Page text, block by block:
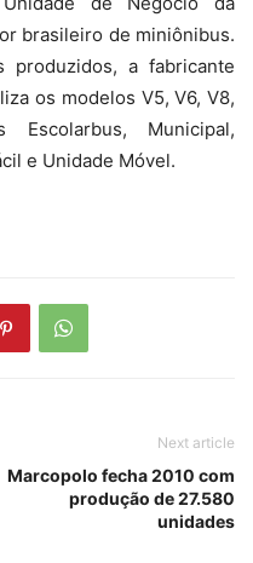
brasileiro de miniônibus.
produzidos, a fabricante
os modelos V5, V6, V8,
Municipal,
e Unidade Móvel.
Next article
Marcopolo fecha 2010 com
produção de 27.580
unidades